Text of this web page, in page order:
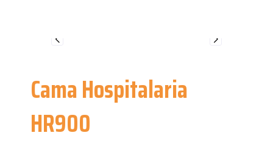
Cama Hospitalaria
HR900